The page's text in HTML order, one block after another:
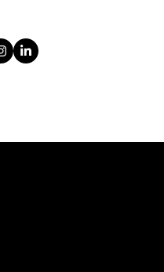
Instagram
LinkedIn